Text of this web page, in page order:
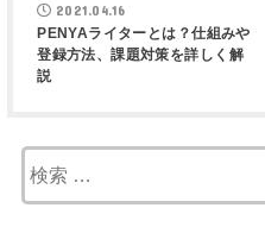
2021.04.16
PENYAライターとは？仕組みや
登録方法、課題対策を詳しく解
説